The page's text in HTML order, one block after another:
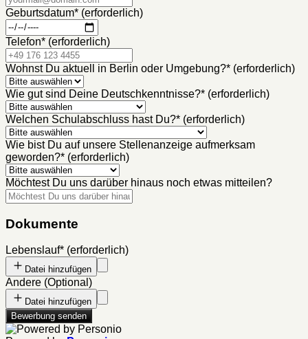
Geburtsdatum* (erforderlich)
Telefon* (erforderlich)
Wohnst Du aktuell in Berlin oder Umgebung?* (erforderlich)
Wie gut sind Deine Deutschkenntnisse?* (erforderlich)
Welchen Schulabschluss hast Du?* (erforderlich)
Wie bist Du auf unsere Stellenanzeige aufmerksam
geworden?* (erforderlich)
Möchtest Du uns darüber hinaus noch etwas mitteilen?
Dokumente
Lebenslauf* (erforderlich)
Datei hinzufügen
Andere (Optional )
Datei hinzufügen
Bewerbung senden